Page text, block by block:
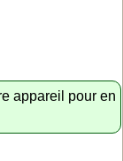
appareil pour en